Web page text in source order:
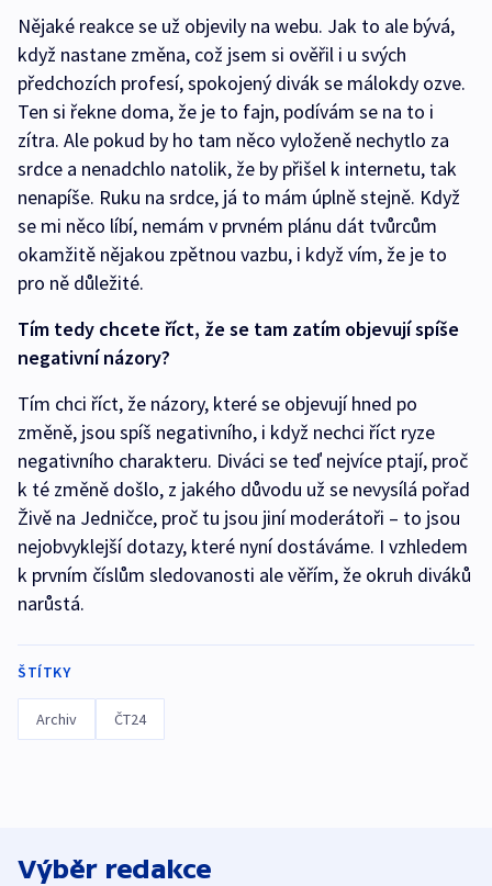
Nějaké reakce se už objevily na webu. Jak to ale bývá,
když nastane změna, což jsem si ověřil i u svých
předchozích profesí, spokojený divák se málokdy ozve.
Ten si řekne doma, že je to fajn, podívám se na to i
zítra. Ale pokud by ho tam něco vyloženě nechytlo za
srdce a nenadchlo natolik, že by přišel k internetu, tak
nenapíše. Ruku na srdce, já to mám úplně stejně. Když
se mi něco líbí, nemám v prvném plánu dát tvůrcům
okamžitě nějakou zpětnou vazbu, i když vím, že je to
pro ně důležité.
Tím tedy chcete říct, že se tam zatím objevují spíše
negativní názory?
Tím chci říct, že názory, které se objevují hned po
změně, jsou spíš negativního, i když nechci říct ryze
negativního charakteru. Diváci se teď nejvíce ptají, proč
k té změně došlo, z jakého důvodu už se nevysílá pořad
Živě na Jedničce, proč tu jsou jiní moderátoři – to jsou
nejobvyklejší dotazy, které nyní dostáváme. I vzhledem
k prvním číslům sledovanosti ale věřím, že okruh diváků
narůstá.
ŠTÍTKY
Archiv ČT24
Výběr redakce